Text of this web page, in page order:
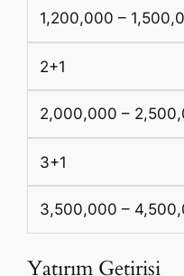
1,200,000 –
2+1
2,000,000 –
3+1
3,500,000 –
Yatırım Getirisi